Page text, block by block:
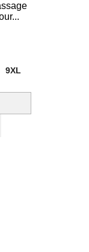
9XL